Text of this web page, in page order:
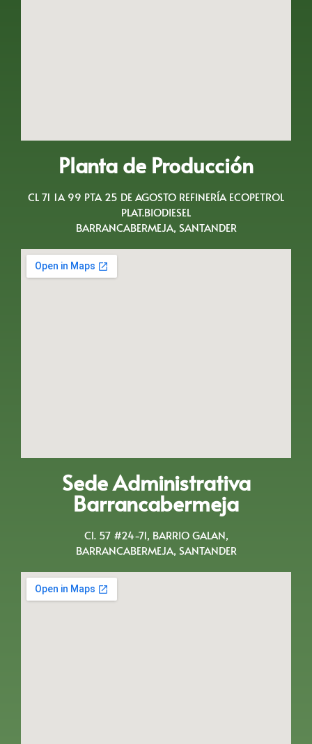
Planta de Producción
CL 71 1A 99 PTA 25 DE AGOSTO REFINERÍA ECOPETROL
PLAT.BIODIESEL
BARRANCABERMEJA, SANTANDER
Sede Administrativa
Barrancabermeja
Cl. 57 #24-71, BARRIO GALAN,
BARRANCABERMEJA, SANTANDER